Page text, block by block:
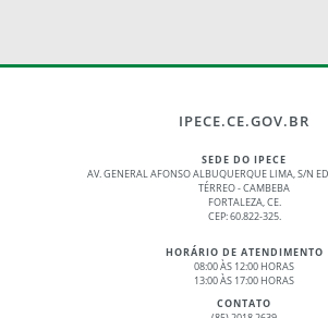
IPECE.CE.GOV.BR
SEDE DO IPECE
AV. GENERAL AFONSO ALBUQUERQUE LIMA, S/N
TÉRREO - CAMBEBA
FORTALEZA, CE.
CEP: 60.822-325.
HORÁRIO DE ATENDIMENTO
08:00 ÀS 12:00 HORAS
13:00 ÀS 17:00 HORAS
CONTATO